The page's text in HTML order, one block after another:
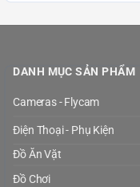
DANH MỤC SẢN PHẨM
Cameras - Flycam
Điện Thoại - Phụ Kiện
Đồ Ăn Vặt
Đồ Chơi